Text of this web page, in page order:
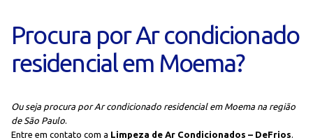
Procura por Ar condicionado
residencial em Moema?
Ou seja procura por Ar condicionado residencial em Moema na região
de São Paulo.
Entre em contato com a Limpeza de Ar Condicionados – DeFrios.